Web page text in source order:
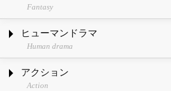
Fantasy
ヒューマンドラマ
Human drama
アクション
Action